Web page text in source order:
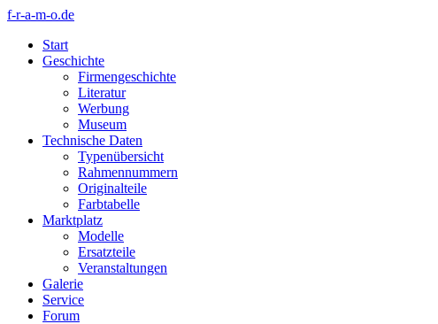
f-r-a-m-o.de
Start
Geschichte
Firmengeschichte
Literatur
Werbung
Museum
Technische Daten
Typenübersicht
Rahmennummern
Originalteile
Farbtabelle
Marktplatz
Modelle
Ersatzteile
Veranstaltungen
Galerie
Service
Forum